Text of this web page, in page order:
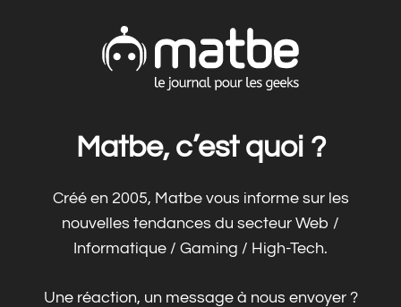
Matbe, c’est quoi ?
Créé en 2005, Matbe vous informe sur les
nouvelles tendances du secteur Web /
Informatique / Gaming / High-Tech.
Une réaction, un message à nous envoyer ?